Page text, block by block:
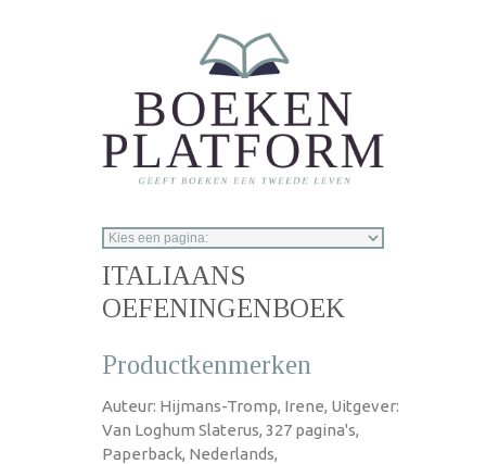
ITALIAANS
OEFENINGENBOEK
Productkenmerken
Auteur: Hijmans-Tromp, Irene, Uitgever:
Van Loghum Slaterus, 327 pagina's,
Paperback, Nederlands,